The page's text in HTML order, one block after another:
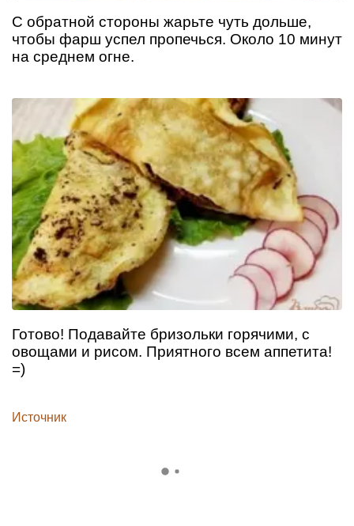
С обратной стороны жарьте чуть дольше,
чтобы фарш успел пропечься. Около 10 минут
на среднем огне.
Готово! Подавайте бризольки горячими, с
овощами и рисом. Приятного всем аппетита!
=)
Источник